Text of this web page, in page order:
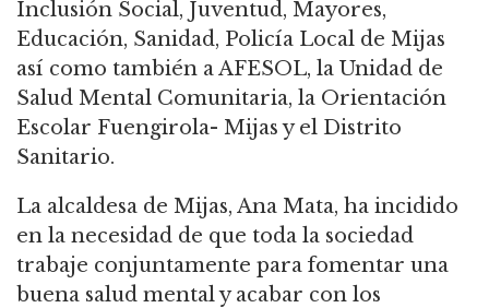
Inclusión Social, Juventud, Mayores,
Educación, Sanidad, Policía Local de Mijas
así como también a AFESOL, la Unidad de
Salud Mental Comunitaria, la Orientación
Escolar Fuengirola- Mijas y el Distrito
Sanitario.
La alcaldesa de Mijas, Ana Mata, ha incidido
en la necesidad de que toda la sociedad
trabaje conjuntamente para fomentar una
buena salud mental y acabar con los